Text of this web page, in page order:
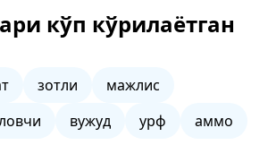
кўп кўрилаётган
зотли
мажлис
вужуд урф
аммо